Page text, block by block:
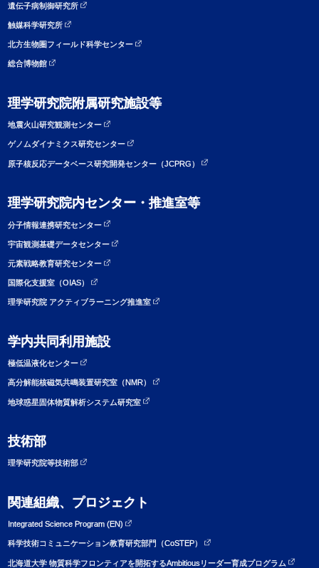
遺伝子病制御研究所
触媒科学研究所
北方生物圏フィールド科学センター
総合博物館
理学研究院附属研究施設等
地震火山研究観測センター
ゲノムダイナミクス研究センター
原子核反応データベース研究開発センター（JCPRG）
理学研究院内センター・推進室等
分子情報連携研究センター
宇宙観測基礎データセンター
元素戦略教育研究センター
国際化支援室（OIAS）
理学研究院 アクティブラーニング推進室
学内共同利用施設
極低温液化センター
高分解能核磁気共鳴装置研究室（NMR）
地球惑星固体物質解析システム研究室
技術部
理学研究院等技術部
関連組織、プロジェクト
Integrated Science Program (EN)
科学技術コミュニケーション教育研究部門（CoSTEP）
北海道大学 物質科学フロンティアを開拓するAmbitiousリーダー育成プログラム